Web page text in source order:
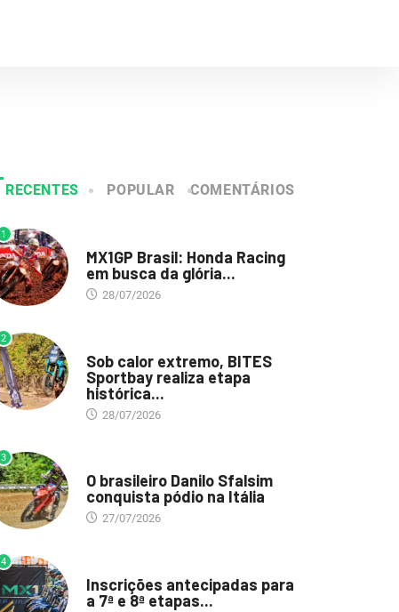
RECENTES POPULAR COMENTÁRIOS
1
MX1GP Brasil: Honda Racing
em busca da glória...
28/07/2026
2
Sob calor extremo, BITES
Sportbay realiza etapa
histórica...
28/07/2026
3
O brasileiro Danilo Sfalsim
conquista pódio na Itália
27/07/2026
4
Inscrições antecipadas para
a 7ª e 8ª etapas...